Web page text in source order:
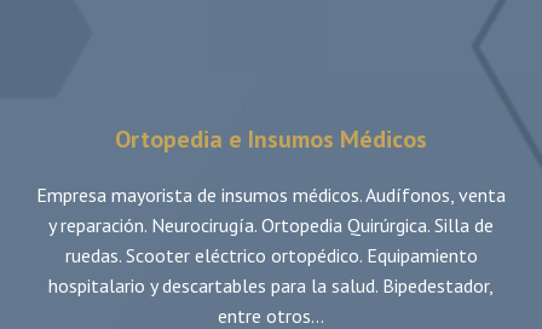
Ortopedia e Insumos Médicos
Empresa mayorista de insumos médicos. Audífonos, venta
y reparación. Neurocirugía. Ortopedia Quirúrgica. Silla de
ruedas. Scooter eléctrico ortopédico. Equipamiento
hospitalario y descartables para la salud. Bipedestador,
entre otros...